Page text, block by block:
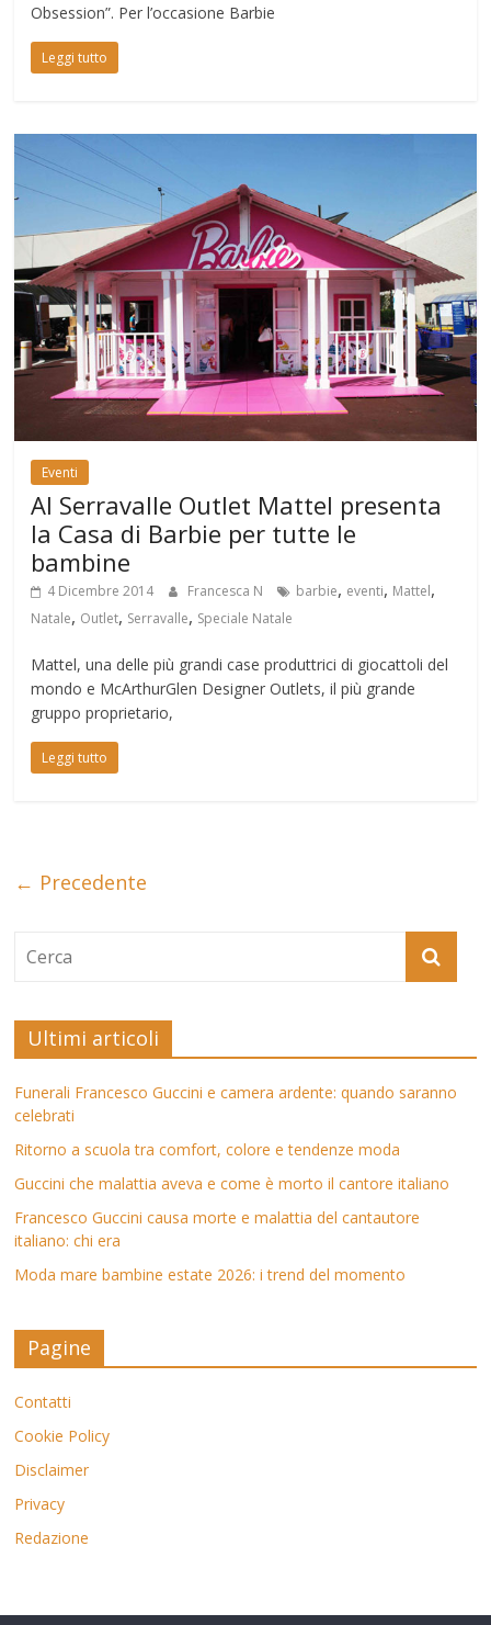
Obsession”. Per l’occasione Barbie
Leggi tutto
Eventi
Al Serravalle Outlet Mattel presenta
la Casa di Barbie per tutte le
bambine
4 Dicembre 2014 Francesca N barbie, eventi, Mattel,
Natale, Outlet, Serravalle, Speciale Natale
Mattel, una delle più grandi case produttrici di giocattoli del
mondo e McArthurGlen Designer Outlets, il più grande
gruppo proprietario,
Leggi tutto
← Precedente
Ultimi articoli
Funerali Francesco Guccini e camera ardente: quando saranno
celebrati
Ritorno a scuola tra comfort, colore e tendenze moda
Guccini che malattia aveva e come è morto il cantore italiano
Francesco Guccini causa morte e malattia del cantautore
italiano: chi era
Moda mare bambine estate 2026: i trend del momento
Pagine
Contatti
Cookie Policy
Disclaimer
Privacy
Redazione